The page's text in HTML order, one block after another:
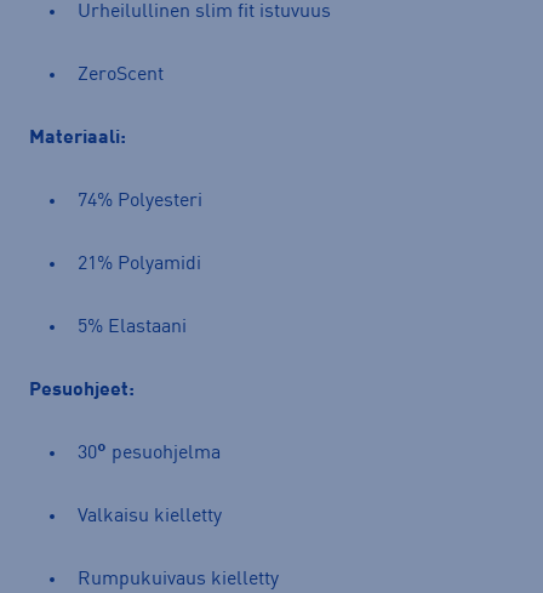
Urheilullinen slim fit istuvuus
ZeroScent
Materiaali:
74% Polyesteri
21% Polyamidi
5% Elastaani
Pesuohjeet:
30° pesuohjelma
Valkaisu kielletty
Rumpukuivaus kielletty